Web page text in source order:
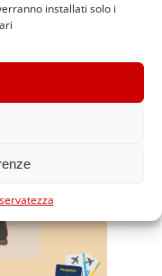
installati solo i